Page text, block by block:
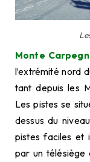
Monte
l’extrémité nord
tant depuis les
Les pistes se
dessus du
pistes faciles et
par un télésiège